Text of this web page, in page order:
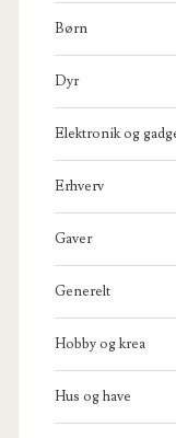
Børn
Dyr
Elektronik og
Erhverv
Gaver
Generelt
Hobby og krea
Hus og have